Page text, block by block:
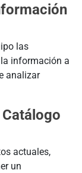
las
información a
analizar
actuales,
un